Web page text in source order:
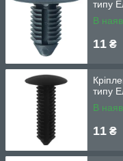
типу
В
11 ₴
типу
В
11 ₴